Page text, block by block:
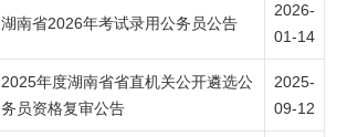
湖南省2026年考试录用公务员公告
2026-
01-14
2025年度湖南省省直机关公开遴选公
务员资格复审公告
2025-
09-12